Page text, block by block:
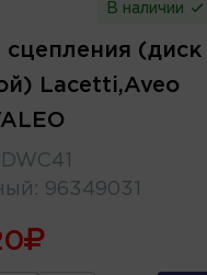
В наличии
сцепления (диск
Lacetti,Aveo
DWC41
: 96349031